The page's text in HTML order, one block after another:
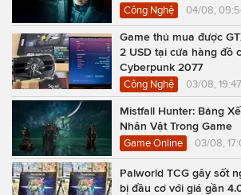
Công Nghệ 04/08,
Game thủ mua được
2 USD tại cửa hàng đồ
Cyberpunk 2077
Công Nghệ 03/08, 19:47
Mistfall Hunter: Bảng
Nhân Vật Trong Game
Game Online 03/08,
Palworld TCG gây sốt
bị đầu cơ với giá gần